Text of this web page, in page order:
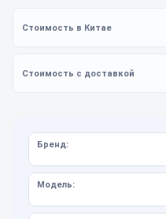
Бренд:
Модель: